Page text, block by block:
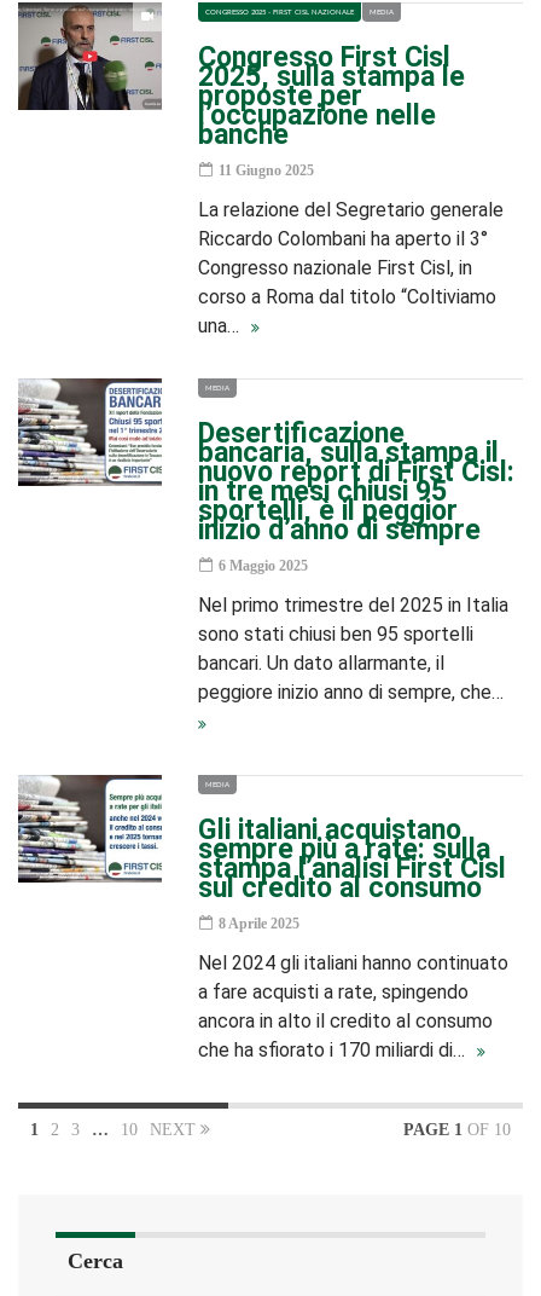
CONGRESSO 2025 - FIRST CISL NAZIONALE MEDIA
Congresso First Cisl
2025, sulla stampa le
proposte per
l’occupazione nelle
banche
11 Giugno 2025
La relazione del Segretario generale
Riccardo Colombani ha aperto il 3°
Congresso nazionale First Cisl, in
corso a Roma dal titolo “Coltiviamo
una…
MEDIA
Desertificazione
bancaria, sulla stampa il
nuovo report di First Cisl:
in tre mesi chiusi 95
sportelli, è il peggior
inizio d’anno di sempre
6 Maggio 2025
Nel primo trimestre del 2025 in Italia
sono stati chiusi ben 95 sportelli
bancari. Un dato allarmante, il
peggiore inizio anno di sempre, che…
MEDIA
Gli italiani acquistano
sempre più a rate: sulla
stampa l’analisi First Cisl
sul credito al consumo
8 Aprile 2025
Nel 2024 gli italiani hanno continuato
a fare acquisti a rate, spingendo
ancora in alto il credito al consumo
che ha sfiorato i 170 miliardi di…
1 2 3 … 10 NEXT PAGE 1 OF 10
Cerca